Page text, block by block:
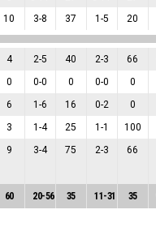
10 3-8 37 1 -5 20
4 2-5 40 2-3 66
0 0-0 0 0-0 0
6 1 -6 16 0-2 0
3 1 -4 25 1 -1 100
9 3-4 75 2-3 66
60 20-56 35 11 -31 35